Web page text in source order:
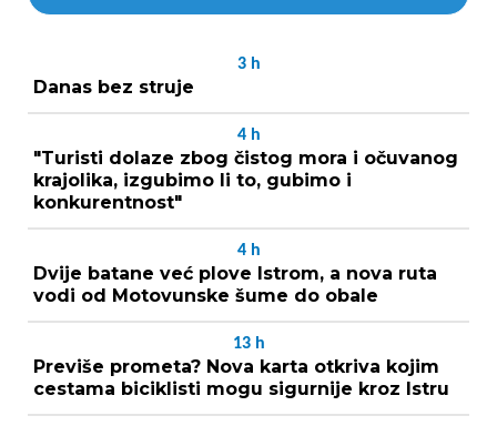
3 h
Danas bez struje
4 h
"Turisti dolaze zbog čistog mora i očuvanog
krajolika, izgubimo li to, gubimo i
konkurentnost"
4 h
Dvije batane već plove Istrom, a nova ruta
vodi od Motovunske šume do obale
13 h
Previše prometa? Nova karta otkriva kojim
cestama biciklisti mogu sigurnije kroz Istru